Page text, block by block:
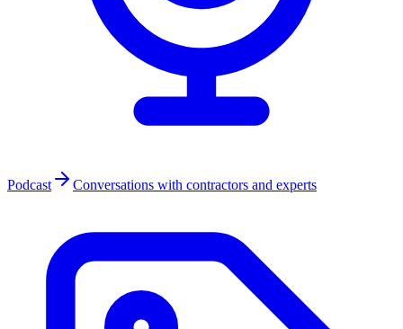
Podcast Conversations with contractors and experts